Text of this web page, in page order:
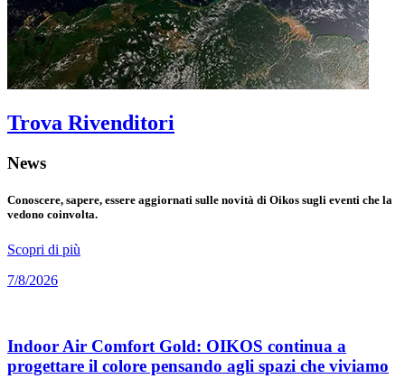
Trova Rivenditori
News
Conoscere, sapere, essere aggiornati sulle novità di Oikos sugli eventi che la
vedono coinvolta.
Scopri di più
7/8/2026
Indoor Air Comfort Gold: OIKOS continua a
progettare il colore pensando agli spazi che viviamo